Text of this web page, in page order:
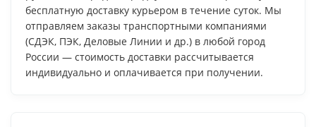
бесплатную доставку курьером в течение суток. Мы
отправляем заказы транспортными компаниями
(СДЭК, ПЭК, Деловые Линии и др.) в любой город
России — стоимость доставки рассчитывается
индивидуально и оплачивается при получении.